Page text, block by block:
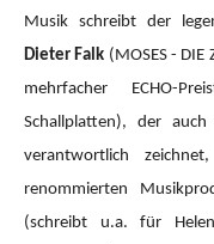
Musik schreibt der
Dieter Falk (MOSES - DIE
mehrfacher ECHO-
Schallplatten), der
verantwortlich
renommierten
(schreibt u.a. für